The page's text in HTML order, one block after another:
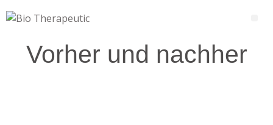
Vorher und nachher